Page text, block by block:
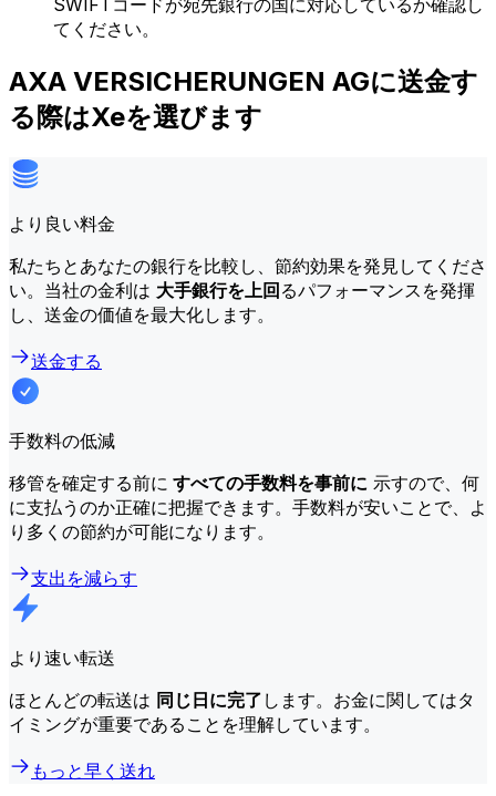
SWIFTコードが宛先銀行の国に対応しているか確認し
てください。
AXA VERSICHERUNGEN AGに送金す
る際はXeを選びます
より良い料金
私たちとあなたの銀行を比較し、節約効果を発見してくださ
い。当社の金利は 大手銀行を上回るパフォーマンスを発揮
し、送金の価値を最大化します。
送金する
手数料の低減
移管を確定する前に すべての手数料を事前に 示すので、何
に支払うのか正確に把握できます。手数料が安いことで、よ
り多くの節約が可能になります。
支出を減らす
より速い転送
ほとんどの転送は 同じ日に完了 します。お金に関してはタ
イミングが重要であることを理解しています。
もっと早く送れ